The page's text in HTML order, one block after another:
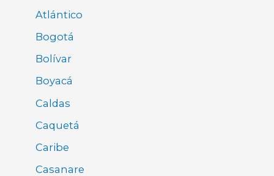
Atlántico
Bogotá
Bolívar
Boyacá
Caldas
Caquetá
Caribe
Casanare